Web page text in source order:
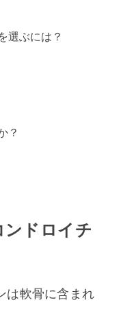
選ぶには？
？
ドロイチ
は軟骨に含まれ